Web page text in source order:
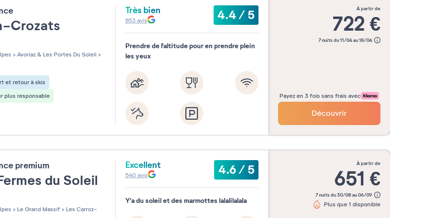
Crozats
sur 5
> Avoriaz & Les Portes Du Soleil >
et retour à skis
plus responsable
Très bien 4.4/5
853avis
Prendre de l'altitude pour en prendre plein
les yeux
à partir de
722 €
7 nuits du 11/04 au 18/04
Payez en 3 fois sans frais avec
Découvrir
premium
du Soleil
sur 5
> Le Grand Massif > Les Carroz-
Excellent 4.6/5
540 avis
Y'a du soleil et des marmottes lalalilalala
à partir de
651 €
7 nuits du 30/08 au 06/09
Plus que 1 disponible